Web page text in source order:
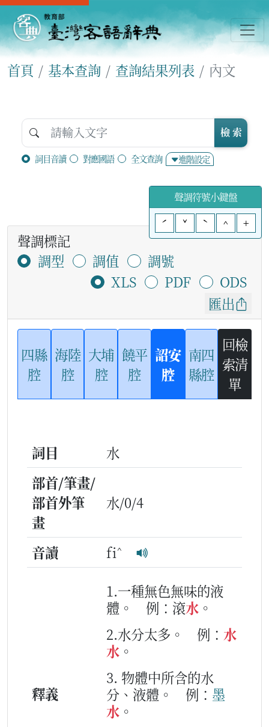
首頁 基本查詢 查詢結果列表 內文
詞目音讀 對應國語 全文查詢 進階設定
檢 索
聲調符號小鍵盤
ˊ
ˇ ˋ ^ +
聲調標記
調型
調值
調號
XLS
PDF
ODS
匯出
四縣
腔
海陸
腔
大埔
腔
饒平
腔
詔安
腔
南四
縣腔
回檢
索清
單
詞目
水
部首/筆畫/
部首外筆
畫
水/0/4
音讀 fi^
釋義
1.一種無色無味的液
體。
例：滾水 。
2.水分太多。
例： 水
水 。
3. 物體中所含的水
分、液體。
例： 墨
水 。